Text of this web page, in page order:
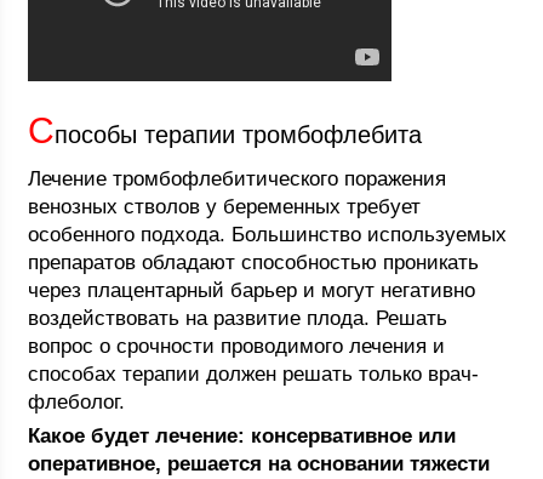
Способы терапии тромбофлебита
Лечение тромбофлебитического поражения
венозных стволов у беременных требует
особенного подхода. Большинство используемых
препаратов обладают способностью проникать
через плацентарный барьер и могут негативно
воздействовать на развитие плода. Решать
вопрос о срочности проводимого лечения и
способах терапии должен решать только врач-
флеболог.
Какое будет лечение: консервативное или
оперативное, решается на основании тяжести